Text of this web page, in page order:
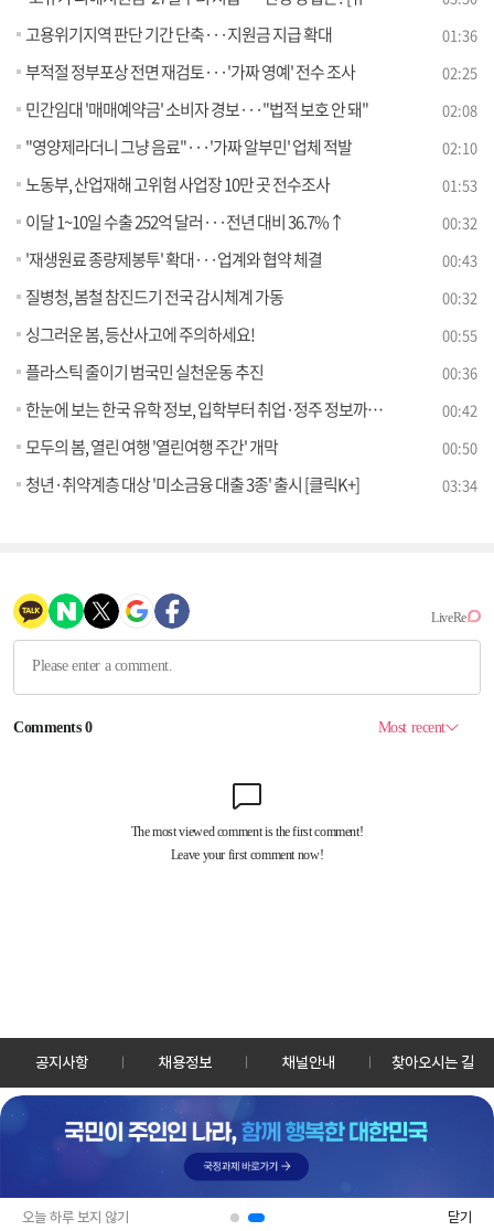
오늘 하루 보지 않기 닫기
고용위기지역 판단 기간 단축···지원금 지급 확대 01:36
부적절 정부포상 전면 재검토···'가짜 영예' 전수 조사 02:25
민간임대 '매매예약금' 소비자 경보···"법적 보호 안 돼" 02:08
"영양제라더니 그냥 음료"···'가짜 알부민' 업체 적발 02:10
노동부, 산업재해 고위험 사업장 10만 곳 전수조사 01:53
이달 1~10일 수출 252억 달러···전년 대비 36.7%↑ 00:32
'재생원료 종량제봉투' 확대···업계와 협약 체결 00:43
질병청, 봄철 참진드기 전국 감시체계 가동 00:32
싱그러운 봄, 등산사고에 주의하세요! 00:55
플라스틱 줄이기 범국민 실천운동 추진 00:36
한눈에 보는 한국 유학 정보, 입학부터 취업·정주 정보까지 한곳에서 얻는다 00:42
모두의 봄, 열린 여행 '열린여행 주간' 개막 00:50
청년·취약계층 대상 '미소금융 대출 3종' 출시 [클릭K+] 03:34
공지사항 채용정보 채널안내 찾아오시는 길
30128 세종특별자치시 정부2청사로 13 한국정책방송원 KTV
TEL: 044-204-8000
Copyrightⓒ KTV 국민방송 All Rights Reserved.